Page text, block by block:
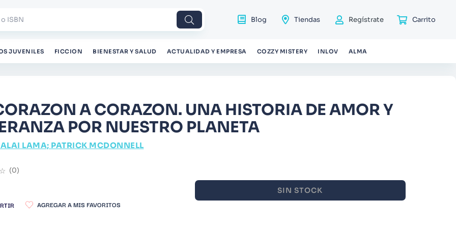
Blog Tiendas Regístrate
JUVENILES FICCION BIENESTAR Y SALUD ACTUALIDAD Y EMPRESA COZZY MISTERY INLOV ALMA
A CORAZON. UNA HISTORIA DE AMOR Y
POR NUESTRO PLANETA
LAMA; PATRICK MCDONNELL
☆ (0)
SIN STOCK